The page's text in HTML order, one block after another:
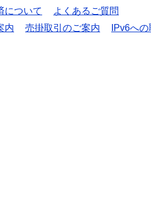
について
よくあるご質問
内 売掛取引のご案内
IPv6へ